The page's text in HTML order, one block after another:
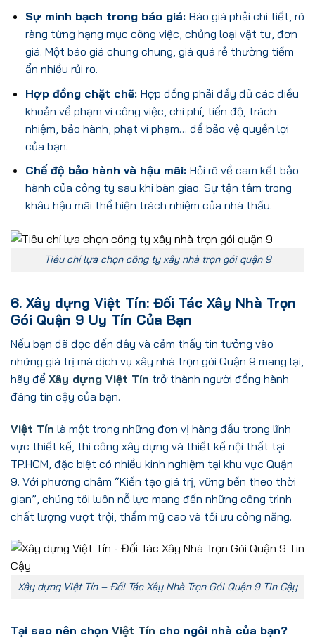
Sự minh bạch trong báo giá: Báo giá phải chi tiết, rõ
ràng từng hạng mục công việc, chủng loại vật tư, đơn
giá. Một báo giá chung chung, giá quá rẻ thường tiềm
ẩn nhiều rủi ro.
Hợp đồng chặt chẽ: Hợp đồng phải đầy đủ các điều
khoản về phạm vi công việc, chi phí, tiến độ, trách
nhiệm, bảo hành, phạt vi phạm… để bảo vệ quyền lợi
của bạn.
Chế độ bảo hành và hậu mãi: Hỏi rõ về cam kết bảo
hành của công ty sau khi bàn giao. Sự tận tâm trong
khâu hậu mãi thể hiện trách nhiệm của nhà thầu.
Tiêu chí lựa chọn công ty xây nhà trọn gói quận 9
6. Xây dựng Việt Tín: Đối Tác Xây Nhà Trọn
Gói Quận 9 Uy Tín Của Bạn
Nếu bạn đã đọc đến đây và cảm thấy tin tưởng vào
những giá trị mà dịch vụ xây nhà trọn gói Quận 9 mang lại,
hãy để Xây dựng Việt Tín trở thành người đồng hành
đáng tin cậy của bạn.
Việt Tín là một trong những đơn vị hàng đầu trong lĩnh
vực thiết kế, thi công xây dựng và thiết kế nội thất tại
TP.HCM, đặc biệt có nhiều kinh nghiệm tại khu vực Quận
9. Với phương châm “Kiến tạo giá trị, vững bền theo thời
gian”, chúng tôi luôn nỗ lực mang đến những công trình
chất lượng vượt trội, thẩm mỹ cao và tối ưu công năng.
Xây dựng Việt Tín – Đối Tác Xây Nhà Trọn Gói Quận 9 Tin Cậy
Tại sao nên chọn Việt Tín cho ngôi nhà của bạn?